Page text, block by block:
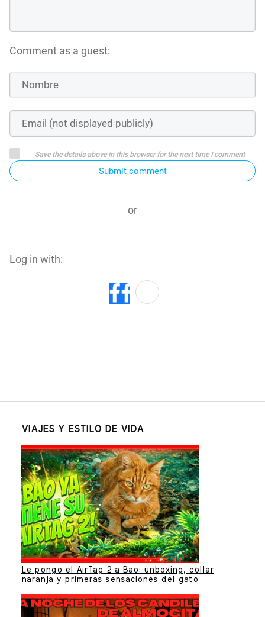
Comment as a guest:
Save the details above in this browser for the next time I comment
Submit comment
or
Log in with:
VIAJES Y ESTILO DE VIDA
Le pongo el AirTag 2 a Bao: unboxing, collar
naranja y primeras sensaciones del gato